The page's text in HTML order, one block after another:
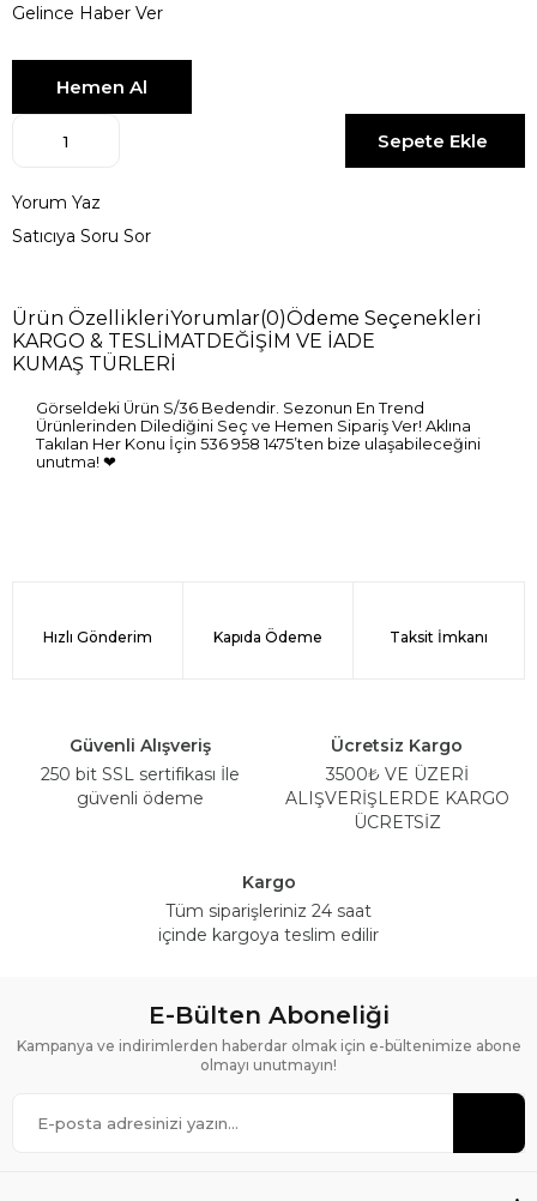
Gelince Haber Ver
Yorum Yaz
Satıcıya Soru Sor
Ürün ÖzellikleriYorumlar(0)Ödeme Seçenekleri
KARGO & TESLİMAT DEĞİŞİM VE İADE
KUMAŞ TÜRLERİ
Görseldeki Ürün S/36 Bedendir. Sezonun En Trend
Ürünlerinden Dilediğini Seç ve Hemen Sipariş Ver! Aklına
Takılan Her Konu İçin 536 958 1475’ten bize ulaşabileceğini
unutma! ❤
Hızlı Gönderim Kapıda Ödeme Taksit İmkanı
Güvenli Alışveriş
250 bit SSL sertifikası İle
güvenli ödeme
Ücretsiz Kargo
3500₺ VE ÜZERİ
ALIŞVERİŞLERDE KARGO
ÜCRETSİZ
Kargo
Tüm siparişleriniz 24 saat
içinde kargoya teslim edilir
E-Bülten Aboneliği
Kampanya ve indirimlerden haberdar olmak için e-bültenimize abone
olmayı unutmayın!